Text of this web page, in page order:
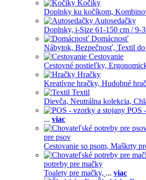
Kočíky
Doplnky ku kočíkom,
Autosedačky
Doplnky, i-Size 61-150 cm / 9-
Domácnosť
Nábytok, Bezpečnosť, Textil do
Cestovanie
Cestovné postieľky,
Hračky
Kreatívne hračky, Hudobné
Textil
Dievča, Neutrálna kolekcia,
POS
... viac
pre psov
Cestovanie so psom, Maškrty
potreby pre mačky
Toalety pre mačky, ... viac